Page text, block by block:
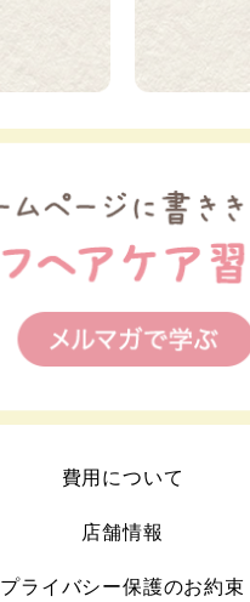
費用について
店舗情報
プライバシー保護のお約束